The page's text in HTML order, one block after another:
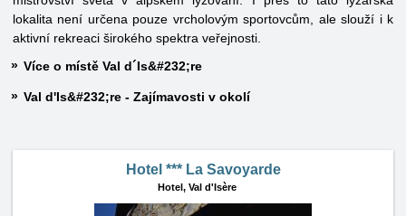
lokalita není určena pouze vrcholovým sportovcům, ale slouží i k
aktivní rekreaci širokého spektra veřejnosti.
Více o místě Val d´Is&#232;re
Val d'Is&#232;re - Zajímavosti v okolí
Hotel *** La Savoyarde
Hotel, Val d'Isère